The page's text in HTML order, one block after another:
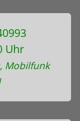
Uhr
Mobilfunk